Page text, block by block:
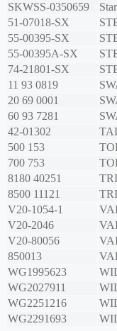
SKWSS-0350659
51-07018-SX
55-00395-SX
55-00395A-SX
74-21801-SX
11 93 0819
20 69 0001
60 93 7281
42-01302
500 153
700 753
8180 40251
8500 11121
V20-1054-1
V20-2046
V20-80056
850013
WG1995623
WG2027911
WG2251216
WG2291693